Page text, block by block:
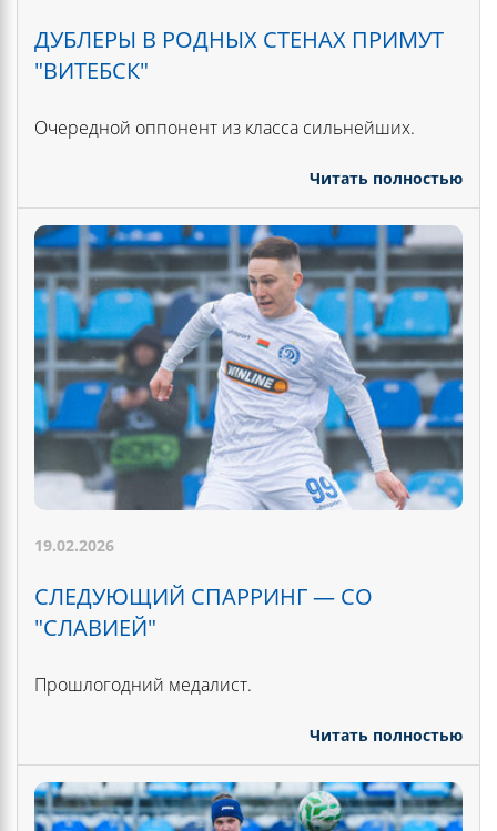
ДУБЛЕРЫ В РОДНЫХ СТЕНАХ ПРИМУТ
"ВИТЕБСК"
Очередной оппонент из класса сильнейших.
Читать полностью
19.02.2026
СЛЕДУЮЩИЙ СПАРРИНГ — СО
"СЛАВИЕЙ"
Прошлогодний медалист.
Читать полностью